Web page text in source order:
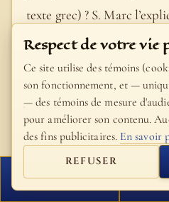
texte grec) ? S. Marc
romains, en disant que
quadrans latin. Or le «
son nom l’indique, le quart
valant que 1/16 de denier [1
journée de travail = 77€
offerts par la veuve ne
[2017].
FERMER
Respect de votre vie
Ce site utilise des témoins
son fonctionnement, et —
— des témoins de mesure
pour améliorer son contenu.
des fins publicitaires. En savoir
REFUSER